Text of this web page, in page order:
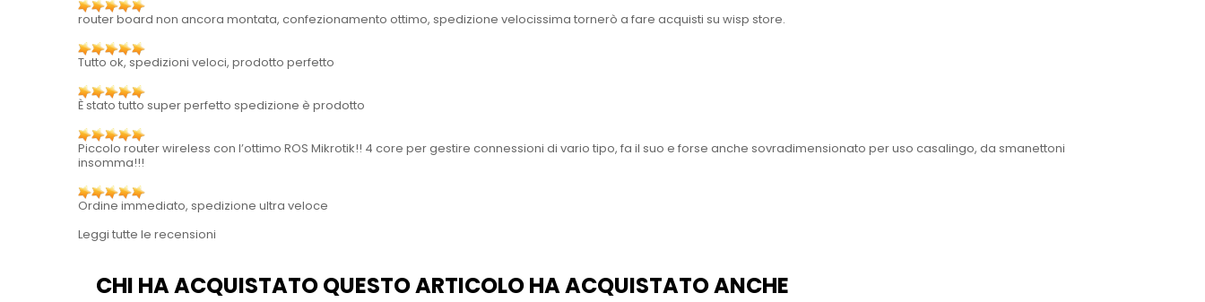
router board non ancora montata, confezionamento ottimo, spedizione velocissima tornerò a fare acquisti su wisp store.
Tutto ok, spedizioni veloci, prodotto perfetto
È stato tutto super perfetto spedizione è prodotto
Piccolo router wireless con l’ottimo ROS Mikrotik!! 4 core per gestire connessioni di vario tipo, fa il suo e forse anche sovradimensionato per uso casalingo, da smanettoni
insomma!!!
Ordine immediato, spedizione ultra veloce
Leggi tutte le recensioni
CHI HA ACQUISTATO QUESTO ARTICOLO HA ACQUISTATO ANCHE